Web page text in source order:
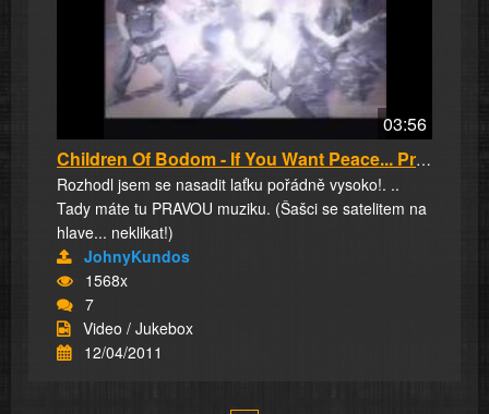
03:56
Children Of Bodom - If You Want Peace... Prep...
Rozhodl jsem se nasadit laťku pořádně vysoko!. ..
Tady máte tu PRAVOU muziku. (Šašci se satelitem na
hlave... neklikat!)
JohnyKundos
1568x
7
Video / Jukebox
12/04/2011